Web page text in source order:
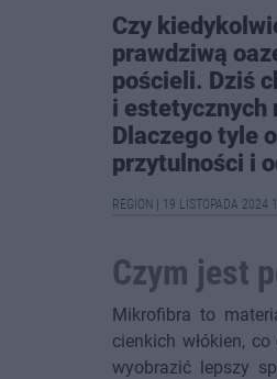
Czy
prawdziwą
pościeli. Dziś
i estetycznych
Dlaczego tyle
przytulności i
REGION 19 LISTOPADA 2024
Czym jest
Mikrofibra to
cienkich włókien,
wyobrazić lepszy